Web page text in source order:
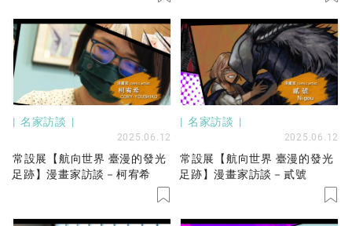
名家訪談
2025.06.12
常設展【航向世界 臺漫的發光
足跡】漫畫家訪談－柯宥希
名家訪談
2025.06.12
常設展【航向世界 臺漫的發光
足跡】漫畫家訪談－貳號